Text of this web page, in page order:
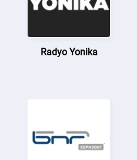
Radyo Yonika